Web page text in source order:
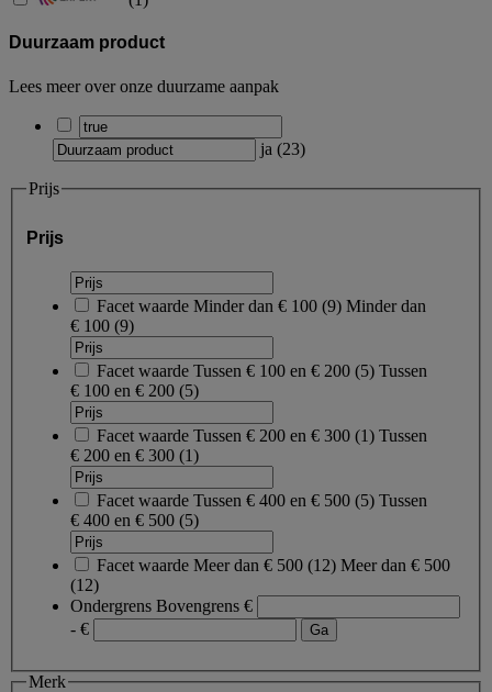
Duurzaam product
Lees meer over onze duurzame aanpak
ja (23)
Prijs
Prijs
Facet waarde Minder dan € 100 (9) Minder dan
€ 100 (9)
Facet waarde Tussen € 100 en € 200 (5) Tussen
€ 100 en € 200 (5)
Facet waarde Tussen € 200 en € 300 (1) Tussen
€ 200 en € 300 (1)
Facet waarde Tussen € 400 en € 500 (5) Tussen
€ 400 en € 500 (5)
Facet waarde Meer dan € 500 (12) Meer dan € 500
(12)
Ondergrens Bovengrens €
- €
Merk